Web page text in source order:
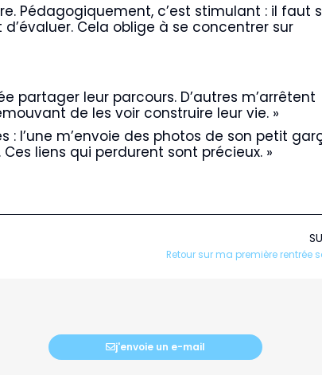
Pédagogiquement, c’est stimulant : il faut
Cela oblige à se concentrer sur
partager leur parcours. D’autres m’arrêtent
de les voir construire leur vie. »
: l’une m’envoie des photos de son petit
liens qui perdurent sont précieux. »
Retour sur ma première rentrée
j'envoie un e-mail